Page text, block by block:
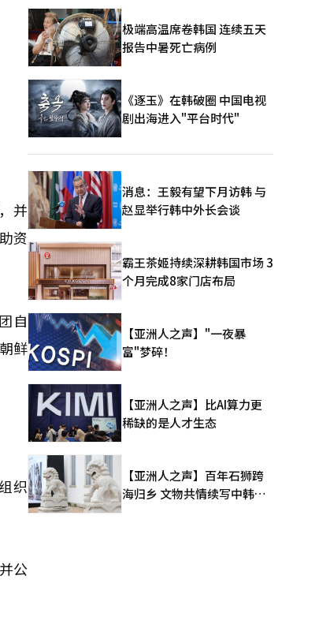
并
资
自
鲜
织
公
极端高温席卷韩国 连续五天
报告中暑死亡病例
《逐玉》在韩破圈 中国电视
剧出海进入"平台时代"
消息：王毅有望下月访韩 与
赵显举行韩中外长会谈
霸王茶姬持续深耕韩国市场 3
个月完成8家门店布局
【亚洲人之声】"一夜暴
富"梦碎！
【亚洲人之声】比AI算力更
稀缺的是人才生态
【亚洲人之声】百年石狮跨
海归乡 文物共情续写中韩人